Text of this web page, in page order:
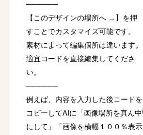
──────
【このデザインの場所へ →】を押
すことでカスタマイズ可能です。
素材によって編集個所は違います。
適宜コードを直接編集してくださ
い。
──────
例えば、内容を入力した後コードを
コピーしてAIに「画像場所を真ん中
にして」「画像を横幅１００％表示